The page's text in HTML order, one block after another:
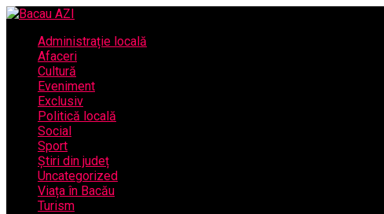
Administrație locală
Afaceri
Cultură
Eveniment
Exclusiv
Politică locală
Social
Sport
Știri din județ
Uncategorized
Viața în Bacău
Turism